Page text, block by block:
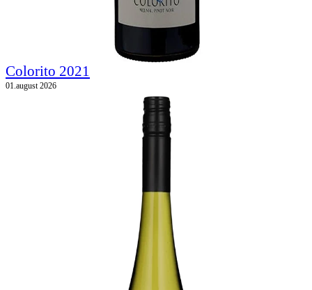
Colorito 2021
01.august 2026